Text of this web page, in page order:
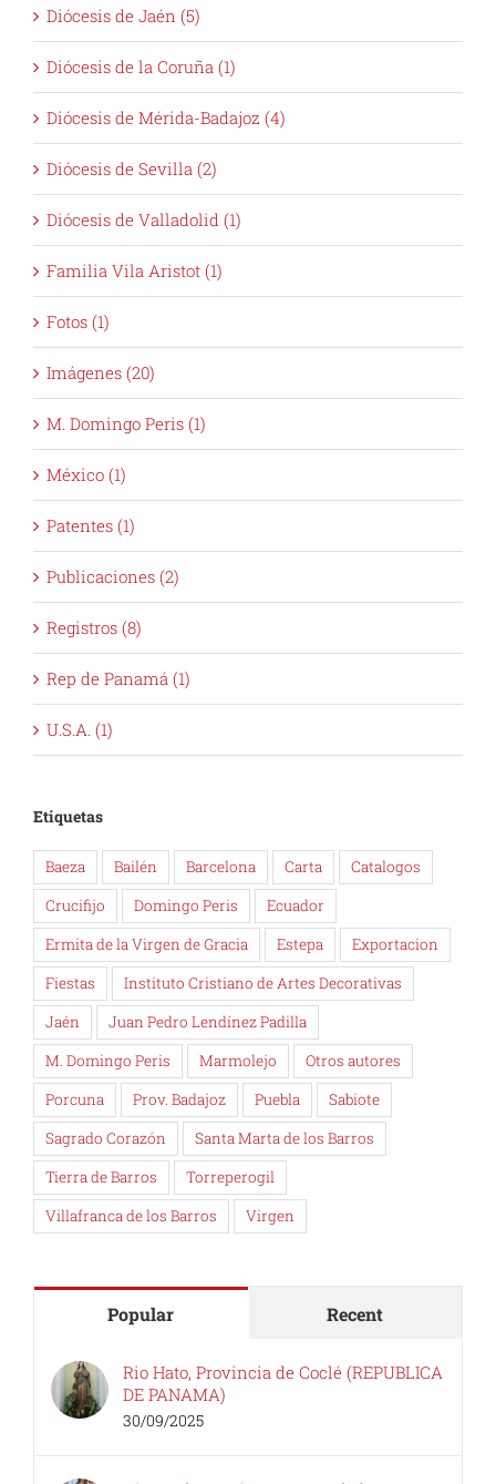
Diócesis de Jaén (5)
Diócesis de la Coruña (1)
Diócesis de Mérida-Badajoz (4)
Diócesis de Sevilla (2)
Diócesis de Valladolid (1)
Familia Vila Aristot (1)
Fotos (1)
Imágenes (20)
M. Domingo Peris (1)
México (1)
Patentes (1)
Publicaciones (2)
Registros (8)
Rep de Panamá (1)
U.S.A. (1)
Etiquetas
Baeza Bailén Barcelona Carta
Catalogos
Crucifijo
Domingo Peris
Ecuador
Ermita de la Virgen de Gracia
Estepa
Exportacion
Fiestas
Instituto Cristiano de Artes Decorativas
Jaén
Juan Pedro Lendínez Padilla
M. Domingo Peris
Marmolejo
Otros autores
Porcuna
Prov. Badajoz Puebla
Sabiote
Sagrado Corazón
Santa Marta de los Barros
Tierra de Barros
Torreperogil
Villafranca de los Barros
Virgen
Popular Recent
Rio Hato, Provincia de Coclé (REPUBLICA
DE PANAMA)
30/09/2025